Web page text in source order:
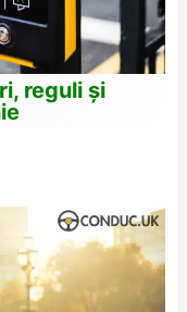
reguli și